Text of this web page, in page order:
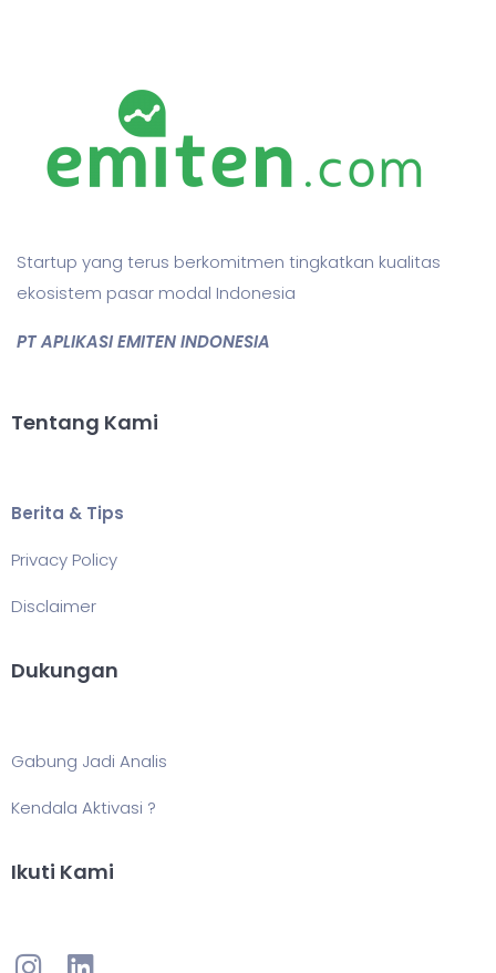
Startup yang terus berkomitmen tingkatkan kualitas
ekosistem pasar modal Indonesia
PT APLIKASI EMITEN INDONESIA
Tentang Kami
Berita & Tips
Privacy Policy
Disclaimer
Dukungan
Gabung Jadi Analis
Kendala Aktivasi ?
Ikuti Kami